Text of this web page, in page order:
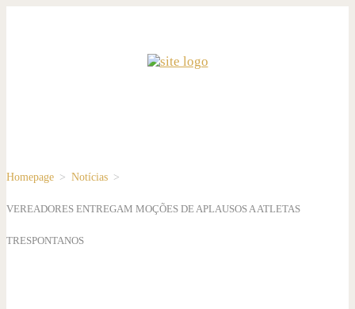
Homepage > Notícias >
VEREADORES ENTREGAM MOÇÕES DE APLAUSOS A ATLETAS
TRESPONTANOS